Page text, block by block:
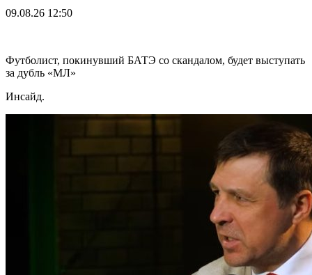
09.08.26 12:50
Футболист, покинувший БАТЭ со скандалом, будет выступать
за дубль «МЛ»
Инсайд.